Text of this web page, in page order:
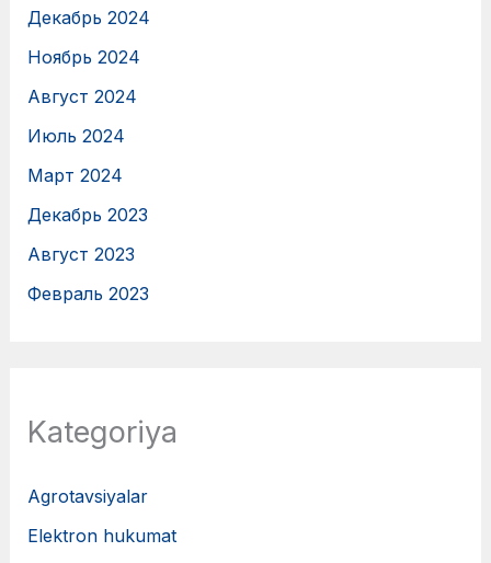
Декабрь 2024
Ноябрь 2024
Август 2024
Июль 2024
Март 2024
Декабрь 2023
Август 2023
Февраль 2023
Kategoriya
Agrotavsiyalar
Elektron hukumat